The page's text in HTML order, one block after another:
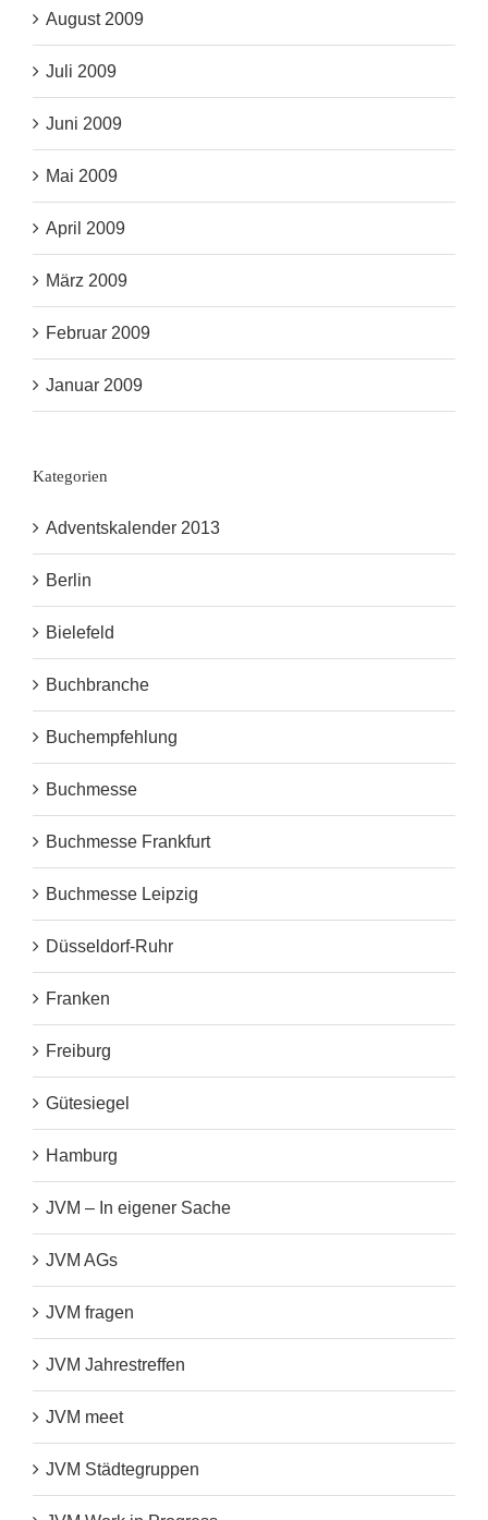
August 2009
Juli 2009
Juni 2009
Mai 2009
April 2009
März 2009
Februar 2009
Januar 2009
Kategorien
Adventskalender 2013
Berlin
Bielefeld
Buchbranche
Buchempfehlung
Buchmesse
Buchmesse Frankfurt
Buchmesse Leipzig
Düsseldorf-Ruhr
Franken
Freiburg
Gütesiegel
Hamburg
JVM – In eigener Sache
JVM AGs
JVM fragen
JVM Jahrestreffen
JVM meet
JVM Städtegruppen